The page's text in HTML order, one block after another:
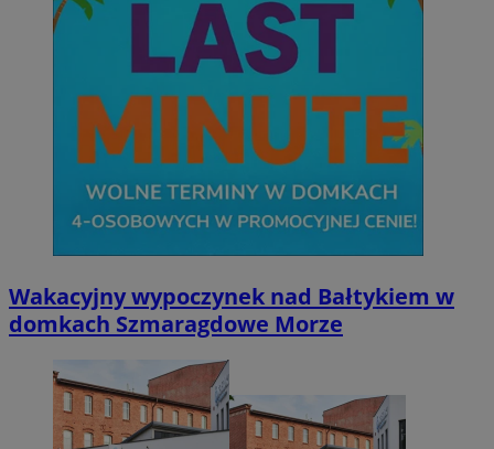
Wakacyjny wypoczynek nad Bałtykiem w
domkach Szmaragdowe Morze